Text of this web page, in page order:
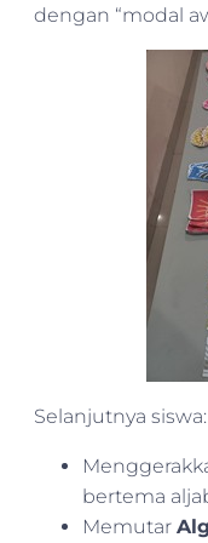
dengan “modal
Selanjutnya siswa:
bertema
Memutar